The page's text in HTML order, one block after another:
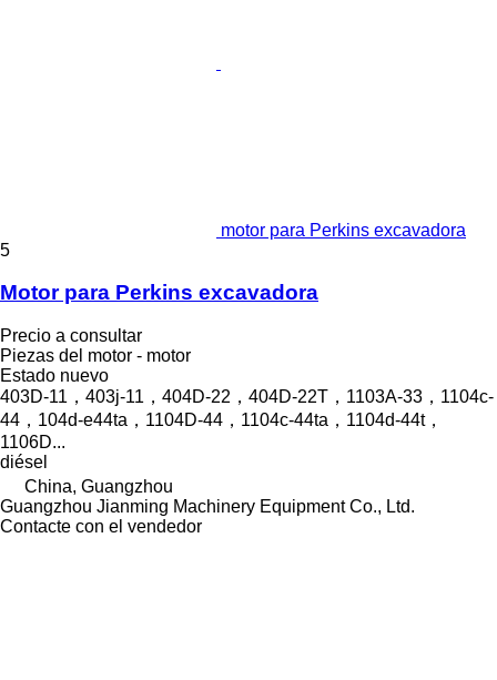
motor para Perkins excavadora
5
Motor para Perkins excavadora
Precio a consultar
Piezas del motor - motor
Estado nuevo
403D-11，403j-11，404D‑22，404D‑22T，1103A-33，1104c-
44，104d-e44ta，1104D-44，1104c-44ta，1104d-44t，
1106D...
diésel
China, Guangzhou
Guangzhou Jianming Machinery Equipment Co., Ltd.
Contacte con el vendedor